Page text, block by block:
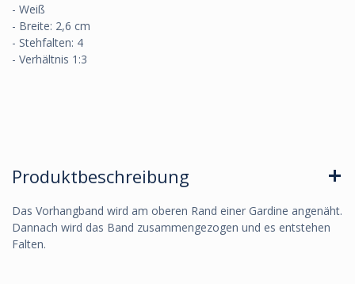
- Weiß
- Breite: 2,6 cm
- Stehfalten: 4
- Verhältnis 1:3
Produktbeschreibung
Das Vorhangband wird am oberen Rand einer Gardine angenäht.
Dannach wird das Band zusammengezogen und es entstehen
Falten.